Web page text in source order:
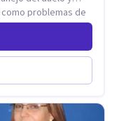
problemas de
personas
es vital para la